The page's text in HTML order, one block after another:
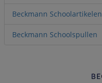
Beckmann Schoolartikelen
Beckmann Schoolspullen